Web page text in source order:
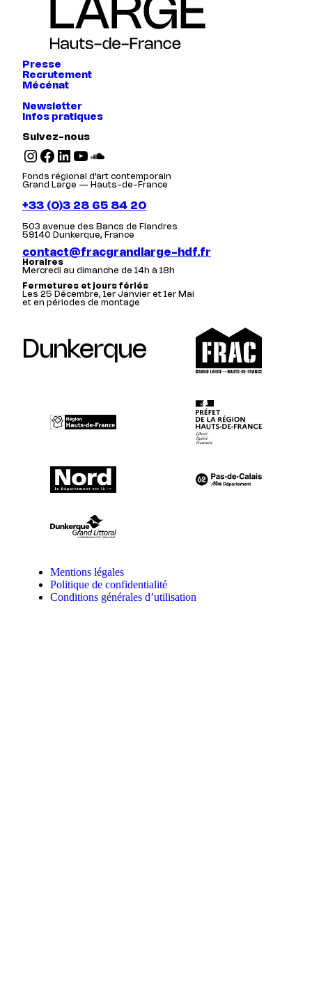
Presse
Recrutement
Mécénat
Newsletter
Infos pratiques
Suivez-nous
Instagram Facebook LinkedIn YouTube SoundCloud
Fonds régional d’art contemporain
Grand Large — Hauts-de-France
+33 (0)3 28 65 84 20
503 avenue des Bancs de Flandres
59140 Dunkerque, France
contact@fracgrandlarge-hdf.fr
Horaires
Mercredi au dimanche de 14h à 18h
Fermetures et jours fériés
Les 25 Décembre, 1er Janvier et 1er Mai
et en périodes de montage
Dunkerque
Mentions légales
Politique de confidentialité
Conditions générales d’utilisation